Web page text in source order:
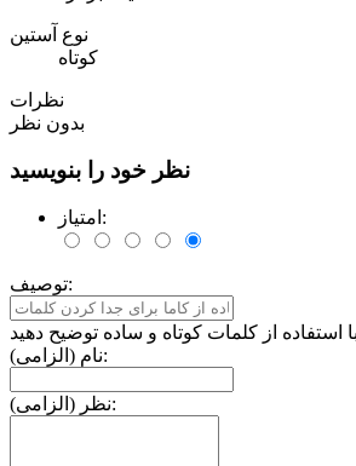
نوع آستین
کوتاه
نظرات
بدون نظر
نظر خود را بنویسید
امتیاز:
توصیف:
نام (الزامی):
نظر (الزامی):